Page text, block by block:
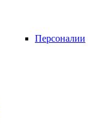
Персоналии